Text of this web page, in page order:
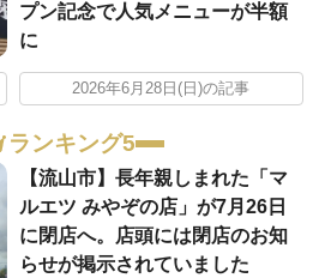
プン記念で人気メニューが半額
に
2026年6月28日(日)の記事
ランキング5
【流山市】長年親しまれた「マ
ルエツ みやぞの店」が7月26日
に閉店へ。店頭には閉店のお知
らせが掲示されていました